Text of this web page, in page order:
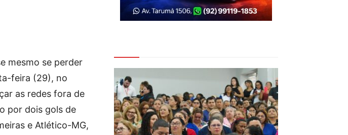
mesmo se perder
feira (29), no
as redes fora de
por dois gols de
e Atlético-MG,